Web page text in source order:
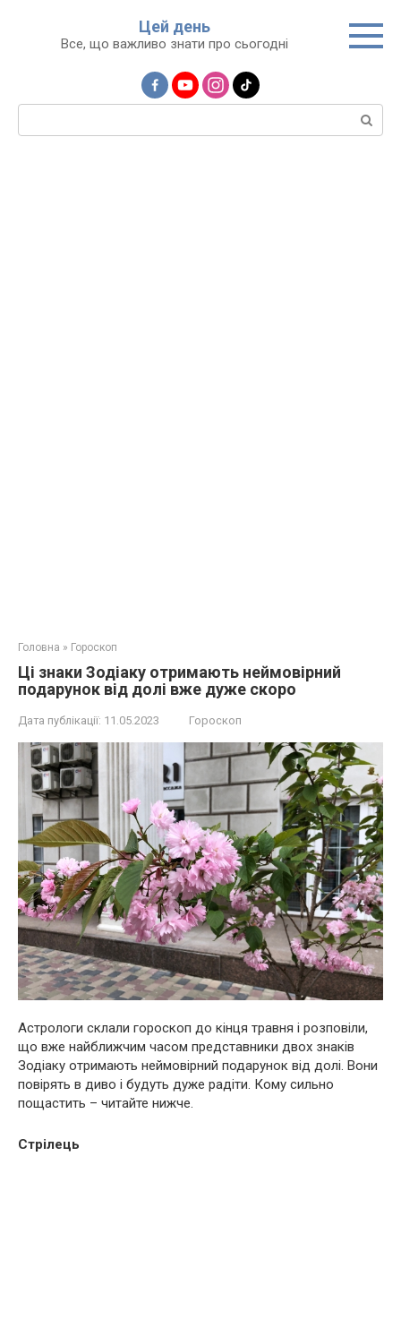
Цей день
Все, що важливо знати про сьогодні
Пошук:
Головна » Гороскоп
Ці знаки Зодіаку отримають неймовірний
подарунок від долі вже дуже скоро
Дата публікації: 11.05.2023 Гороскоп
Астрологи склали гороскоп до кінця травня і розповіли,
що вже найближчим часом представники двох знаків
Зодіаку отримають неймовірний подарунок від долі. Вони
повірять в диво і будуть дуже радіти. Кому сильно
пощастить – читайте нижче.
Стрілець